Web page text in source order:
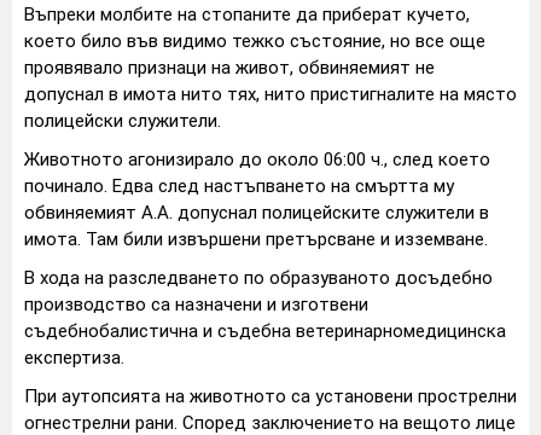
Въпреки молбите на стопаните да приберат кучето,
което било във видимо тежко състояние, но все още
проявявало признаци на живот, обвиняемият не
допуснал в имота нито тях, нито пристигналите на място
полицейски служители.
Животното агонизирало до около 06:00 ч., след което
починало. Едва след настъпването на смъртта му
обвиняемият А.А. допуснал полицейските служители в
имота. Там били извършени претърсване и изземване.
В хода на разследването по образуваното досъдебно
производство са назначени и изготвени
съдебнобалистична и съдебна ветеринарномедицинска
експертиза.
При аутопсията на животното са установени прострелни
огнестрелни рани. Според заключението на вещото лице